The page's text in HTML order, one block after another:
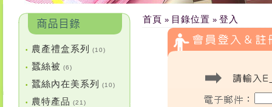
• 農產禮盒系列 (10)
• 蠶絲被 (6)
• 蠶絲內在美系列 (10)
• 農特產品 (21)
首頁 » 目錄位置 » 登入